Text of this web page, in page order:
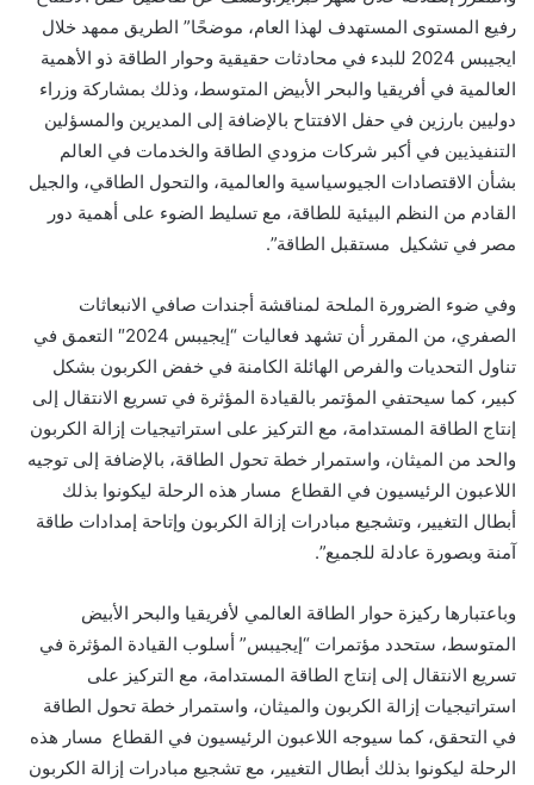
رفيع المستوى المستهدف لهذا العام، موضحًا” الطريق ممهد خلال
ايجيبس 2024 ل
لبدء في محادثات حقيقية وحوار الطاقة ذو الأهمية
العالمية في أفريقيا والبحر الأبيض المتوسط، وذلك بمشاركة وزراء
دوليين بارزين في حفل الافتتاح بالإضافة إلى المديرين والمسؤلين
التنفيذيين في أكبر شركات مزودي الطاقة والخدمات في العالم
بشأن الاقتصادات الجيوسياسية والعالمية، والتحول الطاقي، والجيل
القادم من النظم البيئية للطاقة، مع تسليط الضوء على أهمية دور
مصر في تشكيل مستقبل الطاقة”.
وفي ضوء الضرورة الملحة لمناقشة أجندات صافي الانبعاثات
الصفري، من المقرر أن تشهد فعاليات “إيجيبس 2024″ التعمق في
تناول التحديات والفرص الهائلة الكامنة في خفض الكربون بشكل
كبير، كما سيحتفي المؤتمر بالقيادة المؤثرة في تسريع الانتقال إلى
إنتاج الطاقة المستدامة، مع التركيز على استراتيجيات إزالة الكربون
والحد من الميثان، واستمرار خطة تحول الطاقة، بالإضافة إلى توجيه
اللاعبون الرئيسيون في القطاع مسار هذه الرحلة ليكونوا بذلك
أبطال التغيير، وتشجيع مبادرات إزالة الكربون وإتاحة إمدادات طاقة
آمنة وبصورة عادلة للجميع”.
وباعتبارها ركيزة حوار الطاقة العالمي لأفريقيا والبحر الأبيض
المتوسط، ستحدد مؤتمرات “إيجيبس” أسلوب القيادة المؤثرة في
تسريع الانتقال إلى إنتاج الطاقة المستدامة، مع التركيز على
استراتيجيات إزالة الكربون والميثان، واستمرار خطة تحول الطاقة
في التحقق، كما سيوجه اللاعبون الرئيسيون في القطاع مسار هذه
الرحلة ليكونوا بذلك أبطال التغيير، مع تشجيع مبادرات إزالة الكربون